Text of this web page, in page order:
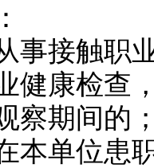
接触职业
健康检查
察期间的
单位患职